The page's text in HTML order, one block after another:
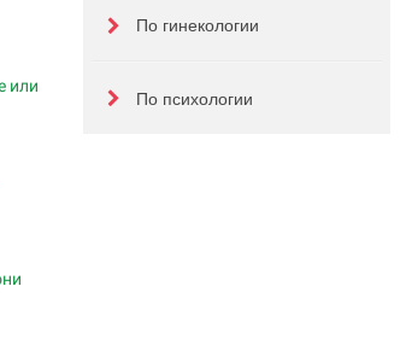
или
По гинекологии
По психологии